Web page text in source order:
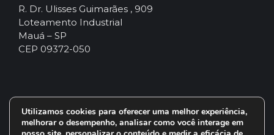
R. Dr. Ulisses Guimarães , 909
Loteamento Industrial
Mauá – SP
CEP 09372-050
Utilizamos cookies para oferecer uma melhor experiência,
melhorar o desempenho, analisar como você interage em